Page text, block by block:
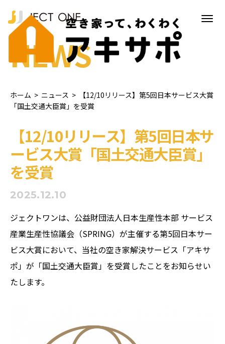
NEWS
ホーム > ニュース >
【12/10リリース】第5回日本サービス大賞
「国土交通大臣賞」を受賞
【12/10リリース】第5回日本サ
ービス大賞「国土交通大臣賞」
を受賞
2025.12.10
ジェクトワンは、公益財団法人日本生産性本部 サービス
産業生産性協議会（SPRING）が主催する第5回日本サー
ビス大賞において、当社の空き家解決サービス「アキサ
ポ」が「国土交通大臣賞」を受賞したことをお知らせい
たします。